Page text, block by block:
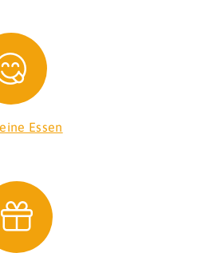
Essen